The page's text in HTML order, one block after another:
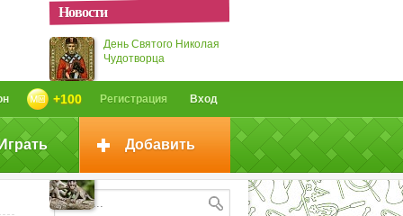
Вход
Регистрация
+100
Добавить
Новости
День Святого Николая
Чудотворца
Международный день
День обезьян